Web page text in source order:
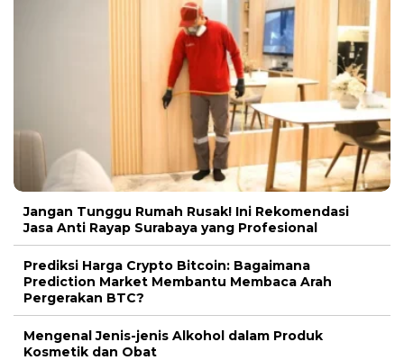
Jangan Tunggu Rumah Rusak! Ini Rekomendasi
Jasa Anti Rayap Surabaya yang Profesional
Prediksi Harga Crypto Bitcoin: Bagaimana
Prediction Market Membantu Membaca Arah
Pergerakan BTC?
Mengenal Jenis-jenis Alkohol dalam Produk
Kosmetik dan Obat